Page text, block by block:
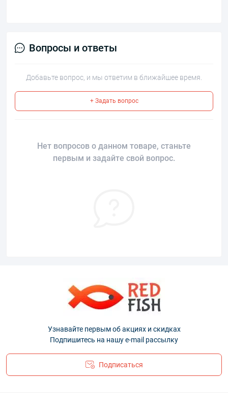
Вопросы и ответы
Добавьте вопрос, и мы ответим в ближайшее время.
+ Задать вопрос
Нет вопросов о данном товаре, станьте
первым и задайте свой вопрос.
Узнавайте первым об акциях и скидках
Подпишитесь на нашу e-mail рассылку
Подписаться